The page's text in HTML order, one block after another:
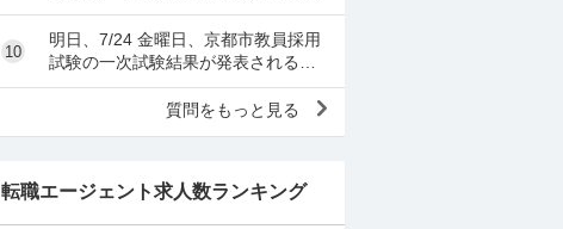
すが、 自己採点してみて、あくまで
正答率ですが、 小学校全科 78% 教職
教養 62....
10
明日、7/24 金曜日、京都市教員採用
試験の一次試験結果が発表されるの
ですが、何時から発表か掲載されて
なくて、どなたかわかる方教えてく
質問をもっと見る
転職エージェント求人数ランキング